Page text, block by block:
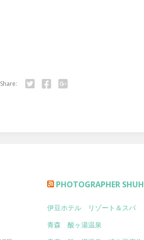
Share:
PHOTOGRAPHER
伊豆ホテル リゾート＆スパ
青森 酸ヶ湯温泉